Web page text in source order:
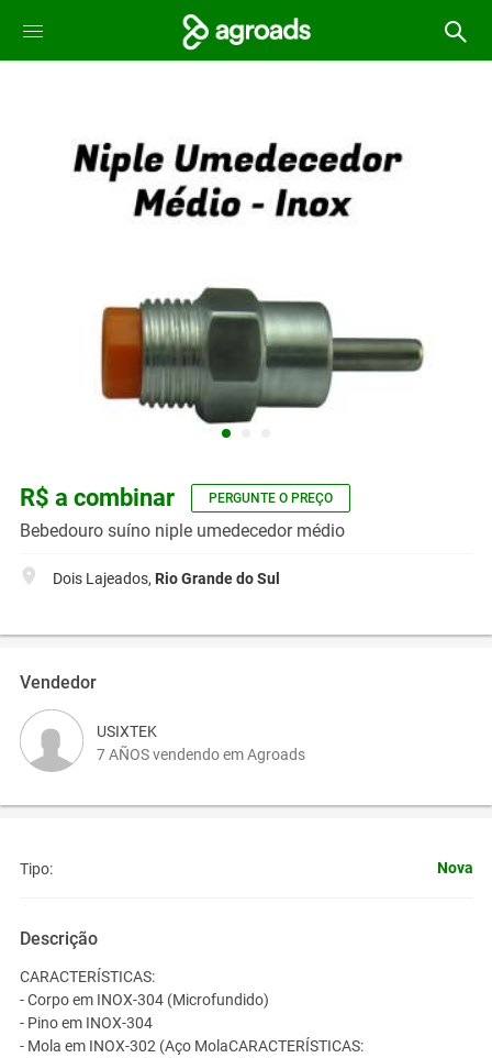
R$ a combinar PERGUNTE O PREÇO
Bebedouro suíno niple umedecedor médio
Dois Lajeados, Rio Grande do Sul
Vendedor
USIXTEK
7 AÑOS vendendo em Agroads
Tipo: Nova
Descrição
CARACTERÍSTICAS:
- Corpo em INOX-304 (Microfundido)
- Pino em INOX-304
- Mola em INOX-302 (Aço MolaCARACTERÍSTICAS: